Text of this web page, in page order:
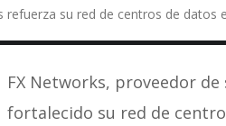
refuerza su red de centros de datos
FX Networks, proveedor
fortalecido su red de